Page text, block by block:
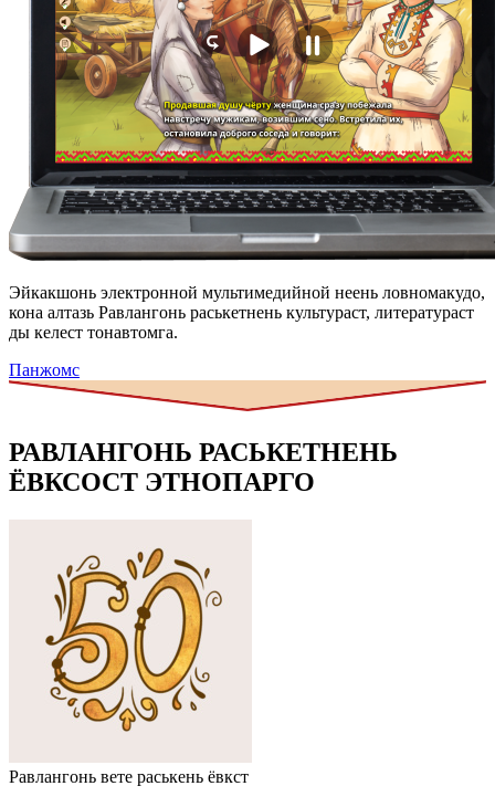
Эйкакшонь электронной мультимедийной неень ловномакудо,
кона алтазь Равлангонь раськетнень культураст, литератураст
ды келест тонавтомга.
Панжомс
РАВЛАНГОНЬ РАСЬКЕТНЕНЬ
ЁВКСОСТ ЭТНОПАРГО
Равлангонь вете раськень ёвкст